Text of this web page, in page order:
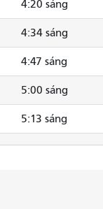
4:20 sáng
4:34 sáng
4:47 sáng
5:00 sáng
5:13 sáng